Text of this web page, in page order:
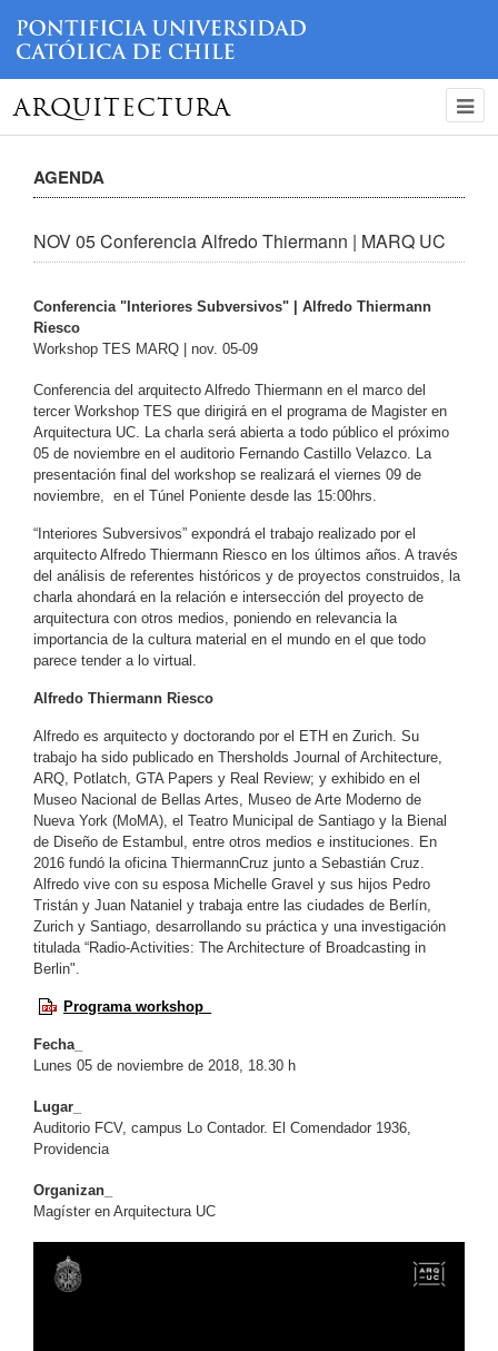
ARQUITECTURA
AGENDA
NOV 05 Conferencia Alfredo Thiermann | MARQ UC
Conferencia "Interiores Subversivos" | Alfredo Thiermann
Riesco
Workshop TES MARQ | nov. 05-09
Conferencia del arquitecto Alfredo Thiermann en el marco del
tercer Workshop TES que dirigirá en el programa de Magister en
Arquitectura UC. La charla será abierta a todo público el próximo
05 de noviembre en el auditorio Fernando Castillo Velazco. La
presentación final del workshop se realizará el viernes 09 de
noviembre, en el Túnel Poniente desde las 15:00hrs.
“Interiores Subversivos” expondrá el trabajo realizado por el
arquitecto Alfredo Thiermann Riesco en los últimos años. A través
del análisis de referentes históricos y de proyectos construidos, la
charla ahondará en la relación e intersección del proyecto de
arquitectura con otros medios, poniendo en relevancia la
importancia de la cultura material en el mundo en el que todo
parece tender a lo virtual.
Alfredo Thiermann Riesco
Alfredo es arquitecto y doctorando por el ETH en Zurich. Su
trabajo ha sido publicado en Thersholds Journal of Architecture,
ARQ, Potlatch, GTA Papers y Real Review; y exhibido en el
Museo Nacional de Bellas Artes, Museo de Arte Moderno de
Nueva York (MoMA), el Teatro Municipal de Santiago y la Bienal
de Diseño de Estambul, entre otros medios e instituciones. En
2016 fundó la oficina ThiermannCruz junto a Sebastián Cruz.
Alfredo vive con su esposa Michelle Gravel y sus hijos Pedro
Tristán y Juan Nataniel y trabaja entre las ciudades de Berlín,
Zurich y Santiago, desarrollando su práctica y una investigación
titulada “Radio-Activities: The Architecture of Broadcasting in
Berlin".
Programa workshop_
Fecha_
Lunes 05 de noviembre de 2018, 18.30 h
Lugar_
Auditorio FCV, campus Lo Contador. El Comendador 1936,
Providencia
Organizan_
Magíster en Arquitectura UC